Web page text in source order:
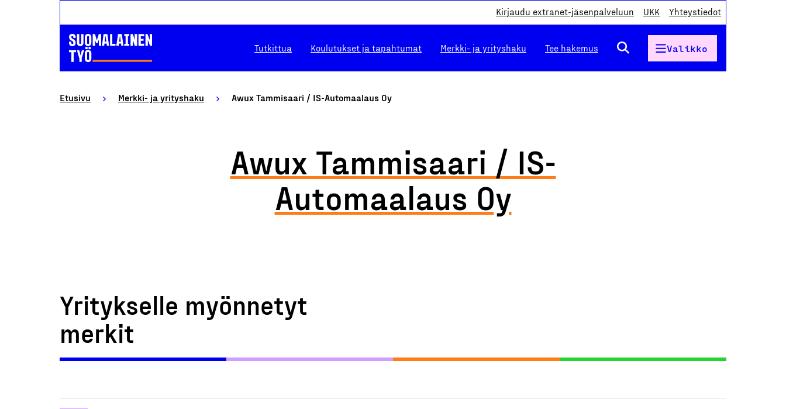
Kirjaudu extranet-jäsenpalveluun UKK Yhteystiedot
Tutkittua Koulutukset ja tapahtumat Merkki- ja yrityshaku Tee hakemus Valikko
Etusivu Merkki- ja yrityshaku Awux Tammisaari / IS-Automaalaus Oy
Awux Tammisaari / IS-
Automaalaus Oy
Yritykselle myönnetyt
merkit